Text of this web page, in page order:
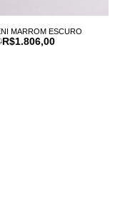
MARROM ESCURO
R$1.806,00